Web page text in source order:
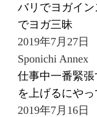
バリでヨガイ
でヨガ三昧
2019年7月27日
Sponichi Annex
仕事中一番緊
を上げるにや
2019年7月16日